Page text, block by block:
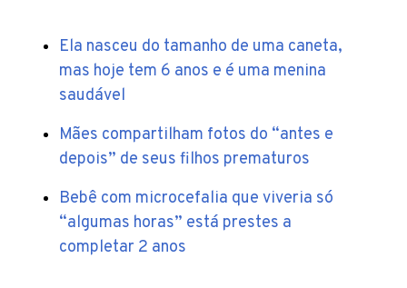
Ela nasceu do tamanho de uma caneta,
mas hoje tem 6 anos e é uma menina
saudável
Mães compartilham fotos do “antes e
depois” de seus filhos prematuros
Bebê com microcefalia que viveria só
“algumas horas” está prestes a
completar 2 anos